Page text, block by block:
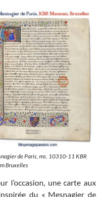
de Paris, ms. 10310-11 KBR
Bruxelles
l’occasion, une carte aux
du « Mesnagier de